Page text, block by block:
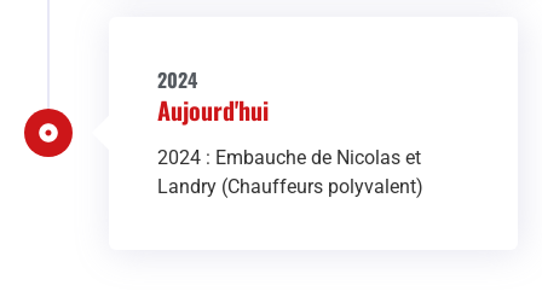
2024
Aujourd'hui
2024 : Embauche de Nicolas et
Landry (Chauffeurs polyvalent)